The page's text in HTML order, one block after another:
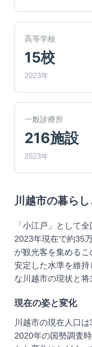
高等学校
15校
2023年
一般診療所
216施設
2023年
川越市の暮らし
「小江戸」として
2023年現在で約35
が観光客を集める
安定した水準を維
な川越市の現状と将
現在の姿と変化
川越市の現在人口
2020年の国勢調査